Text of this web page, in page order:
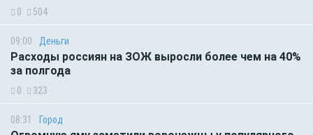
0 504
09:00 Деньги
Расходы россиян на ЗОЖ выросли более чем на 40%
за полгода
0 323
08:31 Город